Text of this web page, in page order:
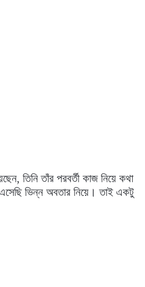
তিনি তাঁর পরবর্তী কাজ নিয়ে কথা
ভিন্ন অবতার নিয়ে। তাই একটু